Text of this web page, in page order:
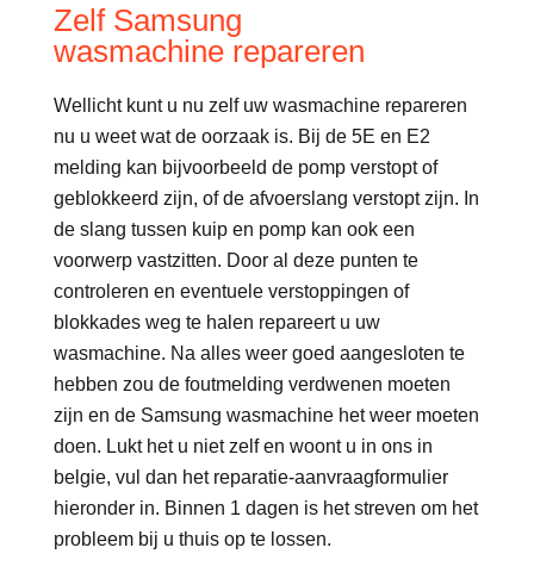
Zelf Samsung
wasmachine repareren
Wellicht kunt u nu zelf uw wasmachine repareren
nu u weet wat de oorzaak is. Bij de 5E en E2
melding kan bijvoorbeeld de pomp verstopt of
geblokkeerd zijn, of de afvoerslang verstopt zijn. In
de slang tussen kuip en pomp kan ook een
voorwerp vastzitten. Door al deze punten te
controleren en eventuele verstoppingen of
blokkades weg te halen repareert u uw
wasmachine. Na alles weer goed aangesloten te
hebben zou de foutmelding verdwenen moeten
zijn en de Samsung wasmachine het weer moeten
doen. Lukt het u niet zelf en woont u in ons in
belgie, vul dan het reparatie-aanvraagformulier
hieronder in. Binnen 1 dagen is het streven om het
probleem bij u thuis op te lossen.